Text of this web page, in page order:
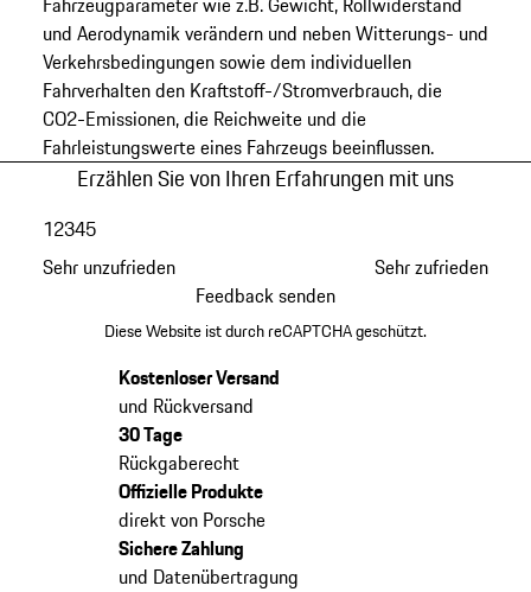
und Aerodynamik verändern und neben Witterungs- und
Verkehrsbedingungen sowie dem individuellen
Fahrverhalten den Kraftstoff-/Stromverbrauch, die
CO2-Emissionen, die Reichweite und die
Fahrleistungswerte eines Fahrzeugs beeinflussen.
Erzählen Sie von Ihren Erfahrungen mit uns
Sehr unzufrieden
12345
Sehr zufrieden
Feedback senden
Diese Website ist durch reCAPTCHA geschützt.
Kostenloser Versand
und Rückversand
30 Tage
Rückgaberecht
Offizielle Produkte
direkt von Porsche
Sichere Zahlung
und Datenübertragung